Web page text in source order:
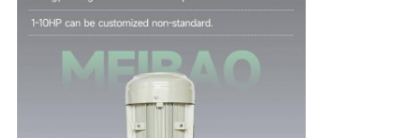
Bơm từ
Bơm trục đứng